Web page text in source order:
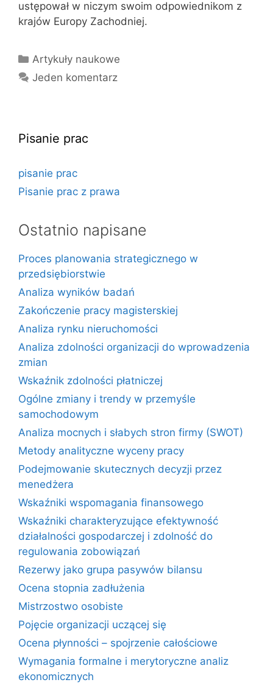
ustępował w niczym swoim odpowiednikom z
krajów Europy Zachodniej.
Kategorie
Artykuły naukowe
Jeden komentarz
Pisanie prac
pisanie prac
Pisanie prac z prawa
Ostatnio napisane
Proces planowania strategicznego w
przedsiębiorstwie
Analiza wyników badań
Zakończenie pracy magisterskiej
Analiza rynku nieruchomości
Analiza zdolności organizacji do wprowadzenia
zmian
Wskaźnik zdolności płatniczej
Ogólne zmiany i trendy w przemyśle
samochodowym
Analiza mocnych i słabych stron firmy (SWOT)
Metody analityczne wyceny pracy
Podejmowanie skutecznych decyzji przez
menedżera
Wskaźniki wspomagania finansowego
Wskaźniki charakteryzujące efektywność
działalności gospodarczej i zdolność do
regulowania zobowiązań
Rezerwy jako grupa pasywów bilansu
Ocena stopnia zadłużenia
Mistrzostwo osobiste
Pojęcie organizacji uczącej się
Ocena płynności – spojrzenie całościowe
Wymagania formalne i merytoryczne analiz
ekonomicznych